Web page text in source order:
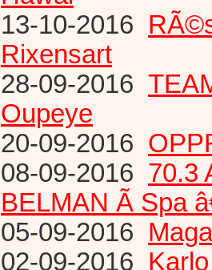
13-10-2016
Rixensart
28-09-2016
Oupeye
20-09-2016
08-09-2016 70.3
BELMAN Ã Spa
05-09-2016
02-09-2016